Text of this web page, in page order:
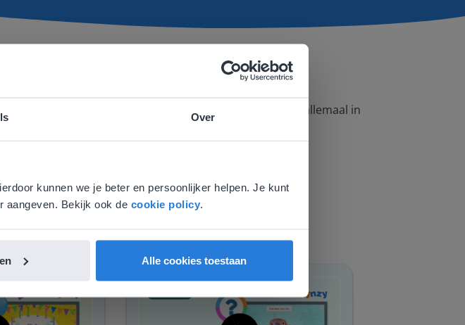
Over
kunnen we je beter en persoonlijker helpen. Je kunt
aangeven. Bekijk ook de cookie policy.
Alle cookies toestaan
tot tools voor specifieke vakgebieden, je vindt het allemaal in
met je locatie
liever naar de website voor